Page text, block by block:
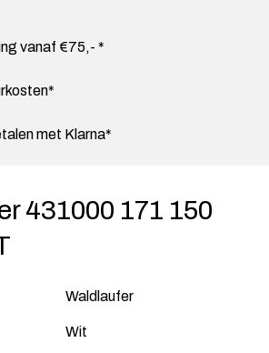
vanaf €75,- *
met Klarna*
431000 171 150
Waldlaufer
Wit